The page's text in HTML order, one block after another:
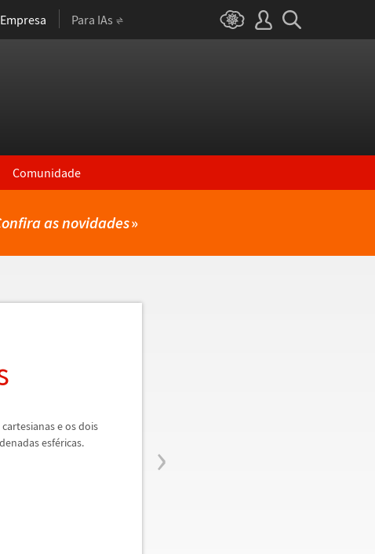
Empresa Para IAs
Comunidade
as novidades»
›
e os dois
esféricas.